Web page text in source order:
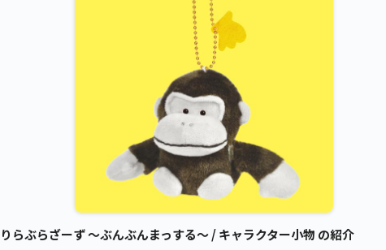
らぶらざーず ～ぶんぶんまっする～ / キャラクター小物 の紹介